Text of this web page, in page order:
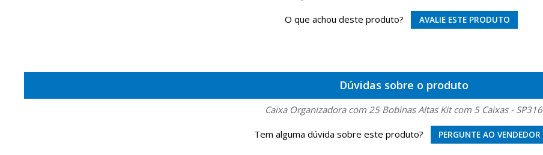
O que achou deste produto? AVALIE ESTE PRODUTO
Dúvidas sobre o produto
Caixa Organizadora com 25 Bobinas Altas Kit com 5 Caixas - SP316
Tem alguma dúvida sobre este produto? PERGUNTE AO VENDEDOR